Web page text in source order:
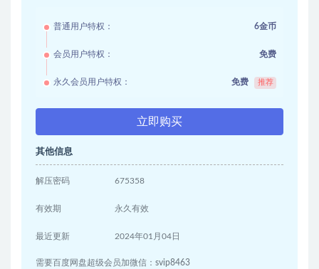
普通用户特权： 6金币
会员用户特权： 免费
永久会员用户特权： 免费 推荐
立即购买
其他信息
解压密码 675358
有效期 永久有效
最近更新 2024年01月04日
需要百度网盘超级会员加微信：svip8463